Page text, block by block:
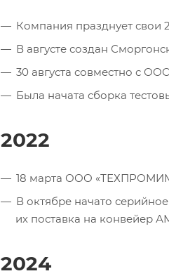
Компания празднует свои
В августе создан
30 августа совместно с
Была начата сборка
2022
18 марта ООО
В октябре начато
их поставка на конвейер
2024